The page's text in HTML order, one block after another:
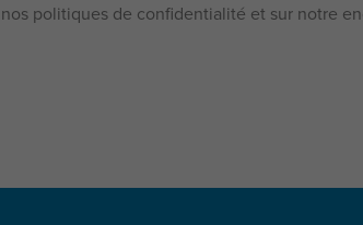
politiques de confidentialité et sur notre